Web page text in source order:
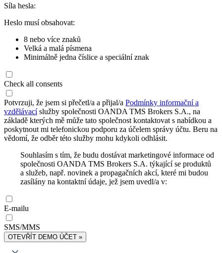
Síla hesla:
Heslo musí obsahovat:
8 nebo více znaků
Velká a malá písmena
Minimálně jedna číslice a speciální znak
Check all consents
Potvrzuji, že jsem si přečetl/a a přijal/a Podmínky informační a
vzdělávacíslužby společnosti OANDA TMS Brokers S.A., na
základě kterých mě může tato společnost kontaktovat s nabídkou a
poskytnout mi telefonickou podporu za účelem správy účtu. Beru na
vědomí, že odběr této služby mohu kdykoli odhlásit.
Souhlasím s tím, že budu dostávat marketingové informace od
společnosti OANDA TMS Brokers S.A. týkající se produktů
a služeb, např. novinek a propagačních akcí, které mi budou
zasílány na kontaktní údaje, jež jsem uvedl/a v:
E-mailu
SMS/MMS
OTEVŘÍT DEMO ÚČET »